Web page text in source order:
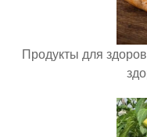
Продукты для